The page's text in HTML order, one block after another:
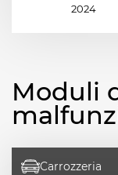
2024
Moduli
Carrozzeria